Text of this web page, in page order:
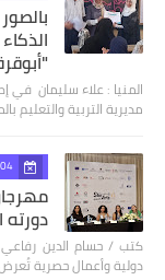
المنيا : علاء سليمان في
مديرية التربية والتعليم
04 أغسطس 2026
دورته
كتب / حسام الدين
دولية وأعمال حصرية تُعرض